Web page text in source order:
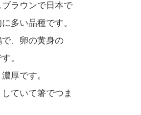
ラウンで日本で
多い品種です。
、卵の黄身の
。
厚です。
ていて箸でつま